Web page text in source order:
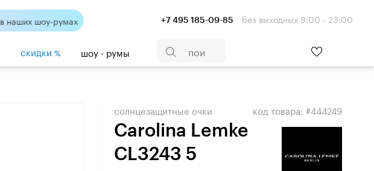
+7 495 185-09-85 без выходных 9:00 - 23:00
в наших шоу-румах
скидки % шоу - румы
солнцезащитные очки
Carolina Lemke
CL3243 5
код товара: #444249